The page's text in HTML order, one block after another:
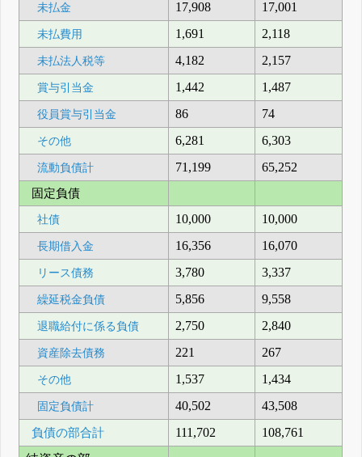
未払金 17,908 17,001
未払費用 1,691 2,118
未払法人税等 4,182 2,157
賞与引当金 1,442 1,487
役員賞与引当金 86 74
その他 6,281 6,303
流動負債計 71,199
65,252
固定負債
社債 10,000 10,000
長期借入金 16,356 16,070
リース債務 3,780 3,337
繰延税金負債 5,856 9,558
退職給付に係る負債 2,750 2,840
資産除去債務 221 267
その他 1,537 1,434
固定負債計 40,502
43,508
負債の部合計
111,702
108,761